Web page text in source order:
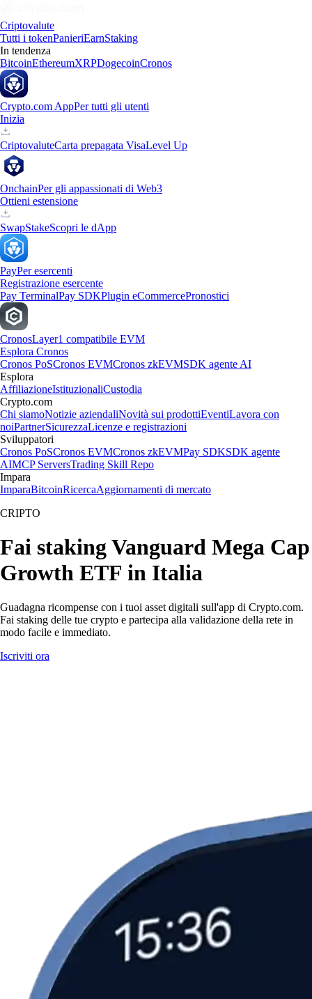
Criptovalute
Tutti i tokenPanieriEarnStaking
In tendenza
BitcoinEthereumXRPDogecoinCronos
Crypto.com AppPer tutti gli utenti
Inizia
CriptovaluteCarta prepagata VisaLevel Up
OnchainPer gli appassionati di Web3
Ottieni estensione
SwapStakeScopri le dApp
PayPer esercenti
Registrazione esercente
Pay TerminalPay SDKPlugin eCommercePronostici
CronosLayer1 compatibile EVM
Esplora Cronos
Cronos PoSCronos EVMCronos zkEVMSDK agente AI
Esplora
AffiliazioneIstituzionaliCustodia
Crypto.com
Chi siamoNotizie aziendaliNovità sui prodottiEventiLavora con
noiPartnerSicurezzaLicenze e registrazioni
Sviluppatori
Cronos PoSCronos EVMCronos zkEVMPay SDKSDK agente
AIMCP ServersTrading Skill Repo
Impara
ImparaBitcoinRicercaAggiornamenti di mercato
CRIPTO
Fai staking Vanguard Mega Cap
Growth ETF in Italia
Guadagna ricompense con i tuoi asset digitali sull'app di Crypto.com.
Fai staking delle tue crypto e partecipa alla validazione della rete in
modo facile e immediato.
Iscriviti ora